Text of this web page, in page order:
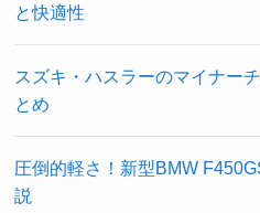
と快適性
スズキ・ハスラーのマイナー
とめ
圧倒的軽さ！新型BMW
説